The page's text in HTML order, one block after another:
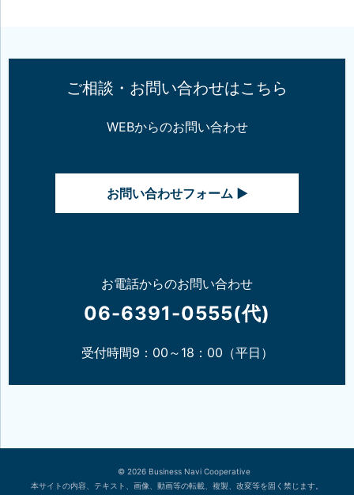
ご相談・お問い合わせはこちら
WEBからのお問い合わせ
お問い合わせフォーム ▶
お電話からのお問い合わせ
06-6391-0555(代)
受付時間9：00～18：00（平日）
© 2026 Business Navi Cooperative
本サイトの内容、テキスト、画像、動画等の転載、複製、改変等を固く禁じます。